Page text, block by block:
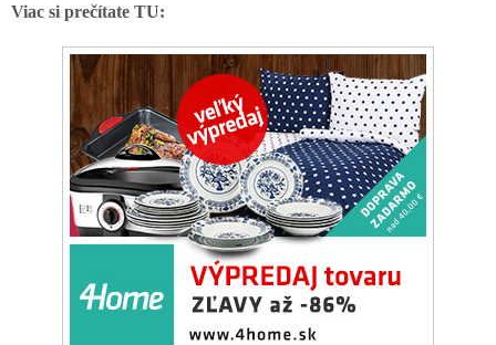
Viac si prečítate TU: